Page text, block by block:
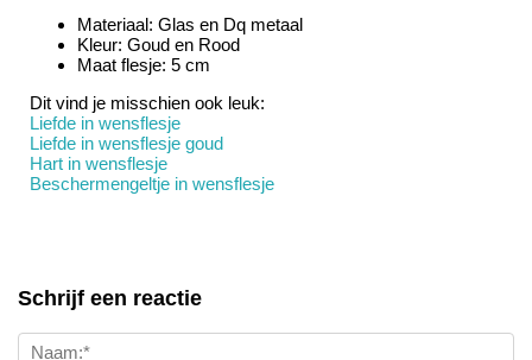
Materiaal: Glas en Dq metaal
Kleur: Goud en Rood
Maat flesje: 5 cm
Dit vind je misschien ook leuk:
Liefde in wensflesje
Liefde in wensflesje goud
Hart in wensflesje
Beschermengeltje in wensflesje
Schrijf een reactie